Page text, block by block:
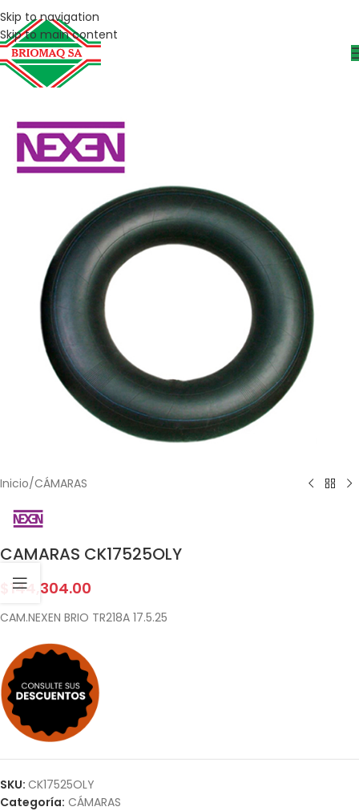
Skip to navigation
Skip to main content
Inicio/CÁMARAS
CAMARAS CK17525OLY
144,304.00
CAM.NEXEN BRIO TR218A 17.5.25
SKU: CK17525OLY
Categoría: CÁMARAS